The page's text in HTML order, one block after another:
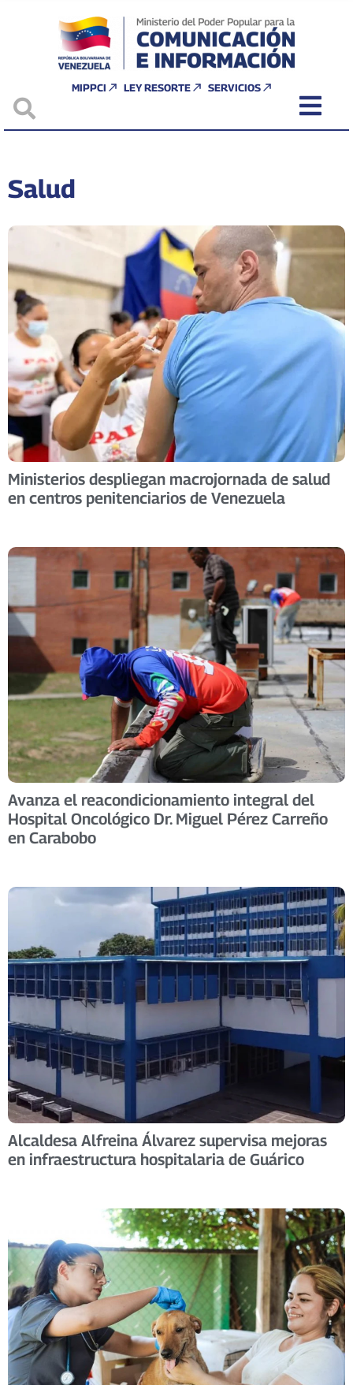
MIPPCI LEY RESORTE SERVICIOS
Salud
Ministerios despliegan macrojornada de salud
en centros penitenciarios de Venezuela
Avanza el reacondicionamiento integral del
Hospital Oncológico Dr. Miguel Pérez Carreño
en Carabobo
Alcaldesa Alfreina Álvarez supervisa mejoras
en infraestructura hospitalaria de Guárico